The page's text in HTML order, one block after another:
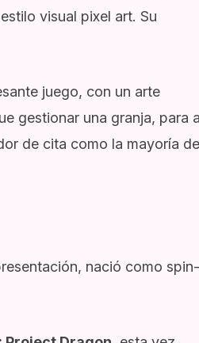
visual pixel art. Su
juego, con un arte
gestionar una granja, para
de cita como la mayoría de
nació como spin-